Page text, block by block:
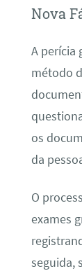
Nova
A perícia
método
os
da
O
exames
seguida,